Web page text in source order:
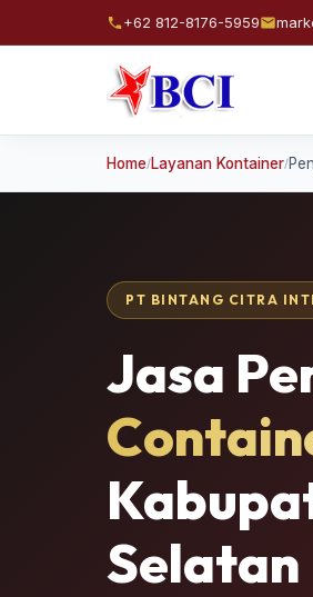
+62 812-8176-5959
Home/Layanan Kontainer/
PT BINTANG CITRA
Jasa
Selatan